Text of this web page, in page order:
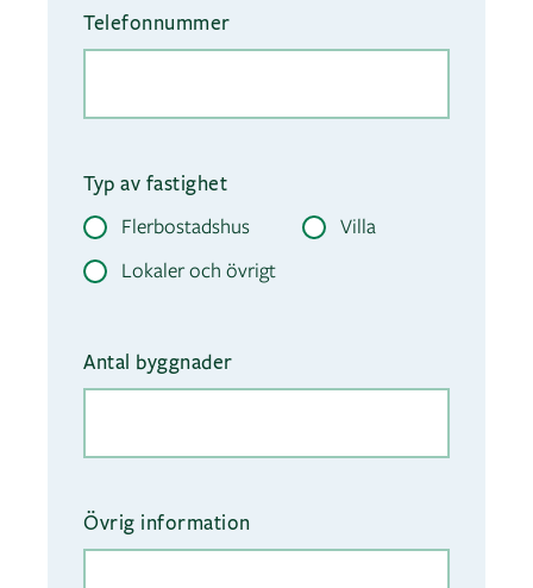
Telefonnummer
Typ av fastighet
Flerbostadshus
Villa
Lokaler och övrigt
Antal byggnader
Övrig information